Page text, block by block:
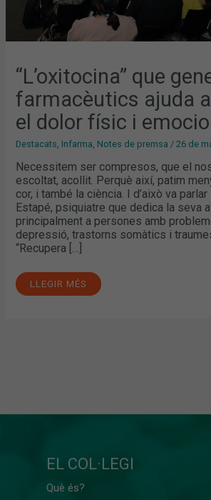
“L’oxitocina” que
farmacèutics ajuda
el dolor físic i
Destacats, Infarma, Notes de premsa /26 de
Necessitem ser compresos, que el
escoltat, acollit. Perquè així, patim
cor, i també la ciència. I d’això va
Estapé, psiquiatre que dedica la seva
principalment a persones amb
depressió, trastorns somàtics i
“Recupera […]
LLEGIR MÉS
EL COL·LEGI
Què és?